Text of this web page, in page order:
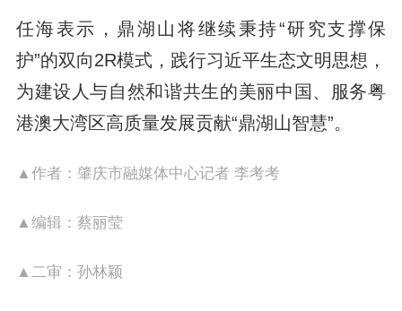
任海表示，鼎湖山将继续秉持“研究支撑保
护”的双向2R模式，践行习近平生态文明思想，
为建设人与自然和谐共生的美丽中国、服务粤
港澳大湾区高质量发展贡献“鼎湖山智慧”。
▲作者：肇庆市融媒体中心记者 李考考
▲编辑：蔡丽莹
▲二审：孙林颖